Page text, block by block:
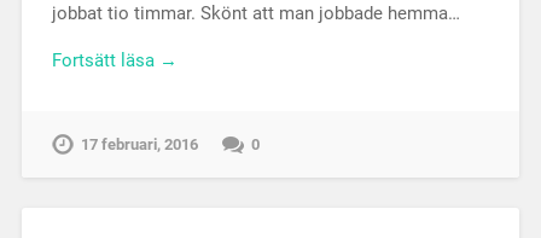
jobbat tio timmar. Skönt att man jobbade hemma…
Fortsätt läsa →
17 februari, 2016 0